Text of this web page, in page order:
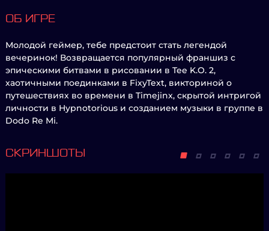
ОБ ИГРЕ
Молодой геймер, тебе предстоит стать легендой
вечеринок! Возвращается популярный франшиз с
эпическими битвами в рисовании в Tee K.O. 2,
хаотичными поединками в FixyText, викториной о
путешествиях во времени в Timejinx, скрытой интригой
личности в Hypnotorious и созданием музыки в группе в
Dodo Re Mi.
СКРИНШОТЫ